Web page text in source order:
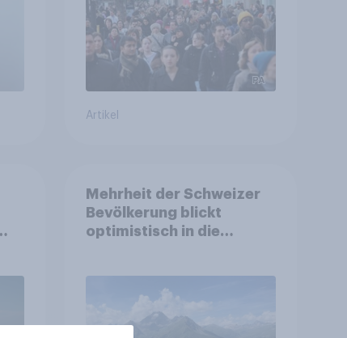
Artikel
Mehrheit der Schweizer
Bevölkerung blickt
optimistisch in die
Gesundheitswesen und
Altersvorsorge